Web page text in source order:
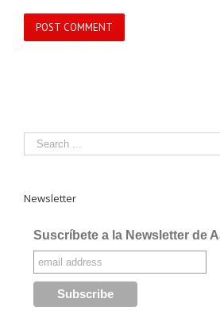
Newsletter
Suscríbete a la Newsletter de